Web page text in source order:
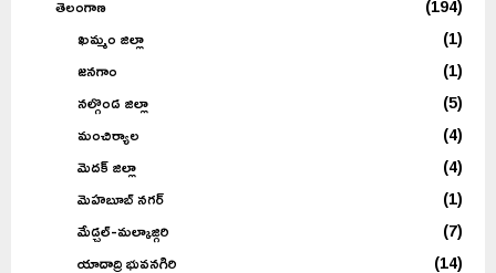
తెలంగాణ
(194)
ఖమ్మం జిల్లా
(1)
జనగాం
(1)
నల్గొండ జిల్లా
(5)
మంచిర్యాల
(4)
మెదక్ జిల్లా
(4)
మెహబూబ్ నగర్
(1)
మేడ్చల్-మల్కాజ్గిరి
(7)
యాదాద్రి భువనగిరి
(14)